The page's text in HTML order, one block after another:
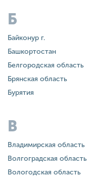
Б
Байконур г.
Башкортостан
Белгородская область
Брянская область
Бурятия
В
Владимирская область
Волгоградская область
Вологодская область